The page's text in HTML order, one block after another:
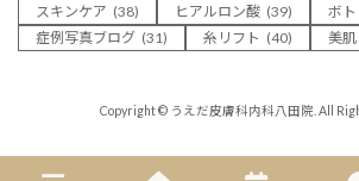
スキンケア (38) ヒアルロン酸 (39) ボト
症例写真ブログ (31) 糸リフト (40) 美肌
Copyright © うえだ皮膚科内科八田院. All